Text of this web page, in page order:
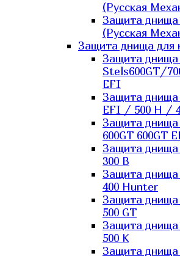
(Русская
Защита днища
(Русская
Защита днища для
Защита днища
Stels600GT/
EFI
Защита
EFI / 500 H /
Защита днища
600GT 600GT
Защита днища
300 B
Защита днища
400 Hunter
Защита днища
500 GT
Защита днища
500 K
Защита днища